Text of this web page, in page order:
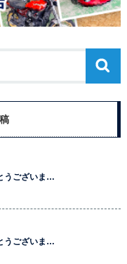
うございま…
うございま…